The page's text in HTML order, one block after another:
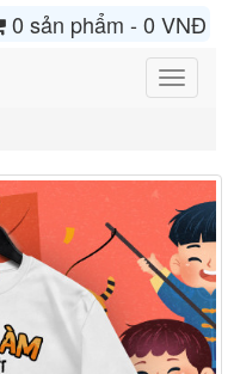
0 sản phẩm - 0 VNĐ
Toggle